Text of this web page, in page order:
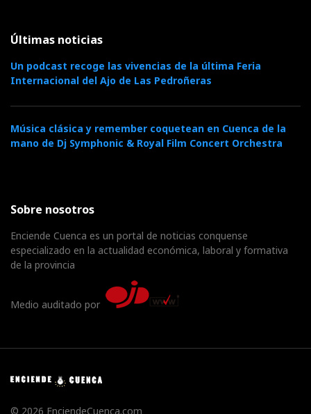
Últimas noticias
Un podcast recoge las vivencias de la última Feria
Internacional del Ajo de Las Pedroñeras
Música clásica y remember coquetean en Cuenca de la
mano de Dj Symphonic & Royal Film Concert Orchestra
Sobre nosotros
Enciende Cuenca es un portal de noticias conquense
especializado en la actualidad económica, laboral y formativa
de la provincia
Medio auditado por
© 2026 EnciendeCuenca.com